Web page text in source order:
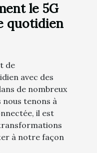
le 5G
quotidien
de
avec des
de nombreux
nous tenons à
il est
à notre façon